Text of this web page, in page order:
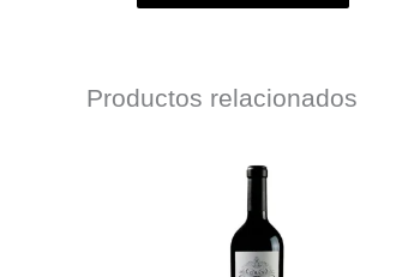
Productos relacionados